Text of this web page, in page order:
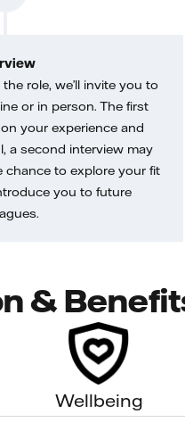
role, we’ll invite you to
or in person. The first
your experience and
a second interview may
to explore your fit
you to future
&
Wellbeing